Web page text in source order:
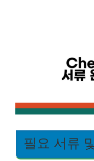
필요 서류